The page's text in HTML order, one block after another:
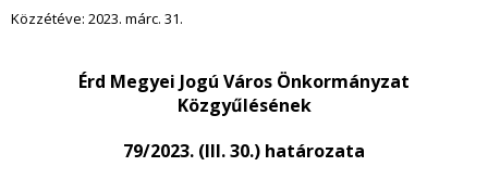
Közzétéve: 2023. márc. 31.
Érd Megyei Jogú Város Önkormányzat
Közgyűlésének
79/2023. (III. 30.) határozata